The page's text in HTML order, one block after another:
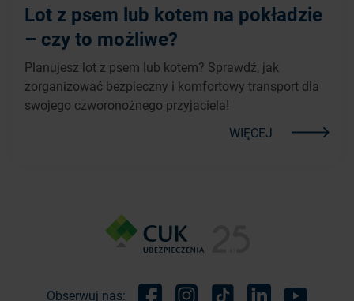
Lot z psem lub kotem na pokładzie
– czy to możliwe?
Planujesz lot z psem lub kotem? Sprawdź, jak
zorganizować bezpieczny i komfortowy transport dla
swojego czworonożnego przyjaciela!
WIĘCEJ
Obserwuj nas: